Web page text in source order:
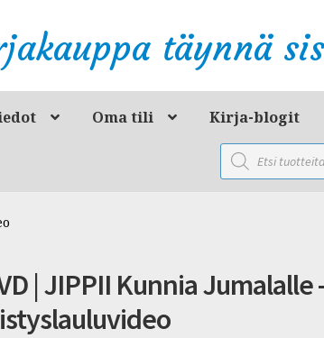
täynnä
Oma tili
Kirja-blogit
Products
search
| JIPPII Kunnia Jumalalle